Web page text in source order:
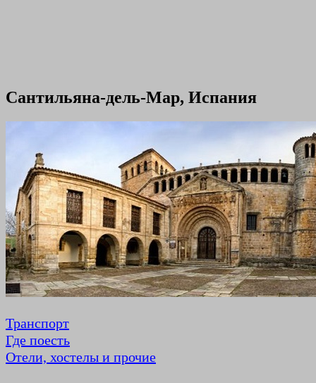
Сантильяна-дель-Мар, Испания
Транспорт
Где поесть
Отели, хостелы и прочие